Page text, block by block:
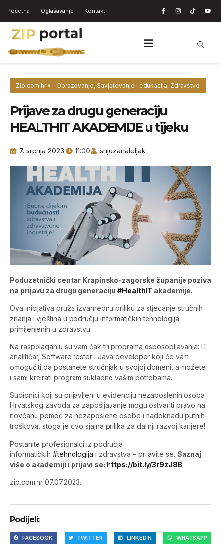
Početna Oglašavanje Kontakt
Zip.com.hr Obrazovanje, Savjetovanje i edukacija, Zdravstvo
Prijave za drugu generaciju
HEALTHIT AKADEMIJE u tijeku
7. srpnja 2023. 11:00 snjezanaleljak
Poduzetnički centar Krapinsko-zagorske županije poziva
na prijavu za drugu generaciju #HealthIT akademije.
Ova inicijativa pruža izvanrednu priliku za stjecanje stručnih
znanja i vještina u području informatičkih tehnologija
primijenjenih u zdravstvu.
Na raspolaganju su vam čak tri programa osposobljavanja: IT
analitičar, Software tester i Java developer koji će vam
omogućiti da postanete stručnjak u svojoj domeni, a možete
i sami kreirati program sukladno vašim potrebama.
Sudionici koji su prijavljeni u evidenciju nezaposlenih osoba
Hrvatskog zavoda za zapošljavanje mogu ostvariti pravo na
novčanu pomoć za nezaposlene osobe i nadoknadu putnih
troškova, stoga je ovo sjajna prilika za daljnji razvoj karijere!
Postanite profesionalci iz područja
informatičkih #tehnologija i zdravstva – prijavite se. Saznaj
više o akademiji i prijavi se: https://bit.ly/3r9zJ8B
zip.com.hr 07.07.2023.
Podijeli:
FACEBOOK TWITTER LINKEDIN WHATSAPP